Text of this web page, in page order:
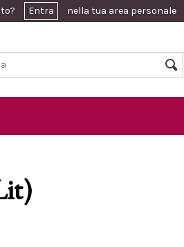
Entra nella tua area personale